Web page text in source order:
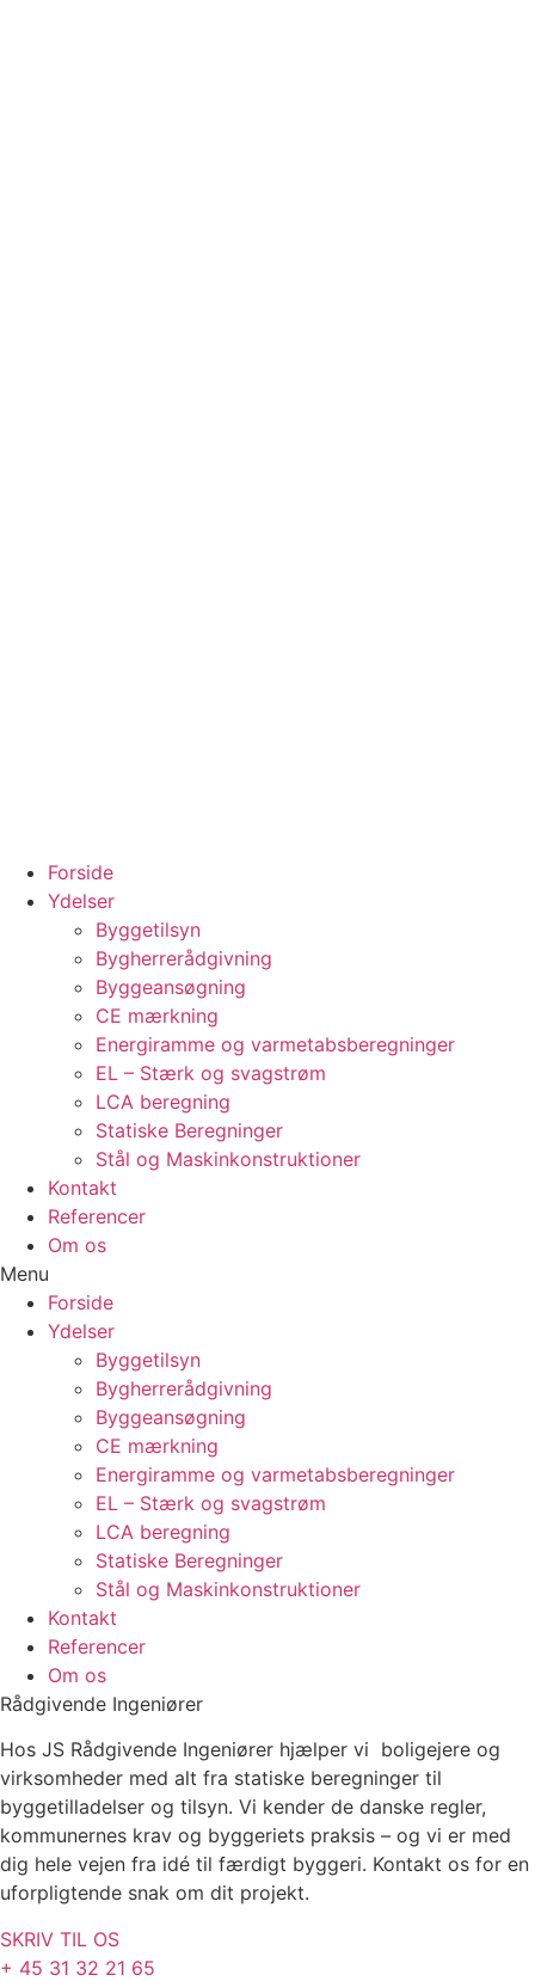
Forside
Ydelser
Byggetilsyn
Bygherrerådgivning
Byggeansøgning
CE mærkning
Energiramme og varmetabsberegninger
EL – Stærk og svagstrøm
LCA beregning
Statiske Beregninger
Stål og Maskinkonstruktioner
Kontakt
Referencer
Om os
Menu
Forside
Ydelser
Byggetilsyn
Bygherrerådgivning
Byggeansøgning
CE mærkning
Energiramme og varmetabsberegninger
EL – Stærk og svagstrøm
LCA beregning
Statiske Beregninger
Stål og Maskinkonstruktioner
Kontakt
Referencer
Om os
Rådgivende Ingeniører
Hos JS Rådgivende Ingeniører hjælper vi boligejere og
virksomheder med alt fra statiske beregninger til
byggetilladelser og tilsyn. Vi kender de danske regler,
kommunernes krav og byggeriets praksis – og vi er med
dig hele vejen fra idé til færdigt byggeri. Kontakt os for en
uforpligtende snak om dit projekt.
SKRIV TIL OS
+ 45 31 32 21 65